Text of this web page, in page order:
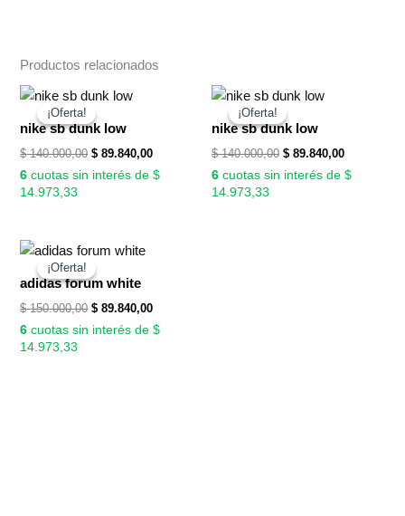
Productos relacionados
¡Oferta!
¡Oferta!
nike sb dunk low
$140.000,00
El
original
$ 140.000,00.
$ 89.840,00$ 89.840,00.
6 cuotas sin interés de $
14.973,33
¡Oferta!
¡Oferta!
nike sb dunk low
$140.000,00
El
original
$ 140.000,00.
$ 89.840,00$
6 cuotas sin interés de $
14.973,33
¡Oferta!
¡Oferta!
adidas forum white
$150.000,00
El
original
$ 150.000,00.
$ 89.840,00$ 89.840,00.
6 cuotas sin interés de $
14.973,33